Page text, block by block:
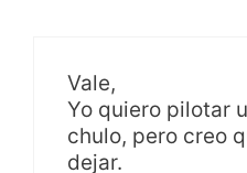
Vale,
Yo quiero pilotar
chulo, pero creo
dejar.